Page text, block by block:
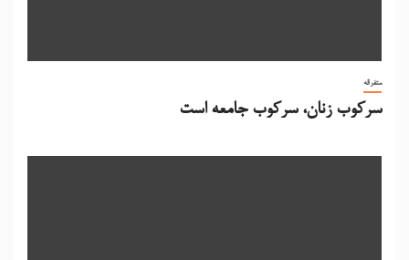
متفرقه
سرکوب زنان، سرکوب جامعه است